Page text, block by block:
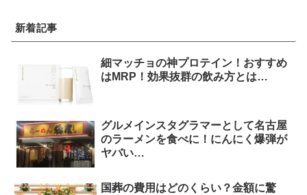
新着記事
細マッチョの神プロテイン！おすすめ
はMRP！効果抜群の飲み方とは…
グルメインスタグラマーとして名古屋
のラーメンを食べに！にんにく爆弾が
ヤバい…
国葬の費用はどのくらい？金額に驚